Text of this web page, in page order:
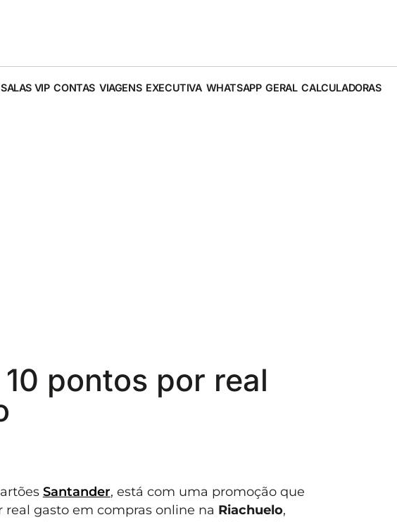
SALAS VIP CONTAS VIAGENS EXECUTIVA WHATSAPP GERAL CALCULADORAS
pontos por real
Santander, está com uma promoção que
real gasto em compras online na Riachuelo,